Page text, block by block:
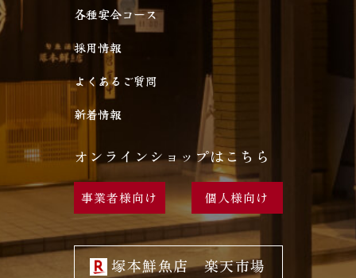
各種宴会コース
採用情報
よくあるご質問
新着情報
オンラインショップはこちら
事業者様向け 個人様向け
塚本鮮魚店 楽天市場